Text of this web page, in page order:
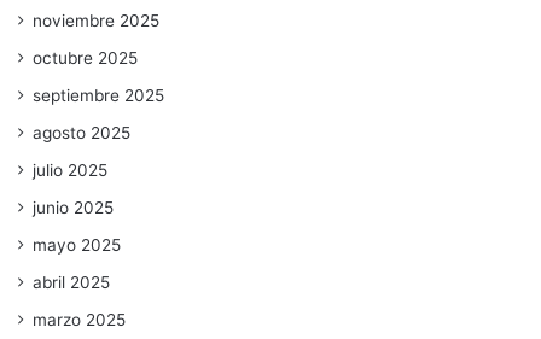
noviembre 2025
octubre 2025
septiembre 2025
agosto 2025
julio 2025
junio 2025
mayo 2025
abril 2025
marzo 2025